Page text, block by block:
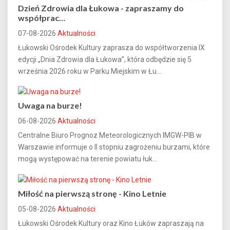
Dzień Zdrowia dla Łukowa - zapraszamy do
współprac…
07-08-2026 Aktualności
Łukowski Ośrodek Kultury zaprasza do współtworzenia IX
edycji „Dnia Zdrowia dla Łukowa”, która odbędzie się 5
września 2026 roku w Parku Miejskim w Łu...
Uwaga na burze!
06-08-2026 Aktualności
Centralne Biuro Prognoz Meteorologicznych IMGW-PIB w
Warszawie informuje o II stopniu zagrożeniu burzami, które
mogą występować na terenie powiatu łuk...
Miłość na pierwszą stronę - Kino Letnie
05-08-2026 Aktualności
Łukowski Ośrodek Kultury oraz Kino Łuków zapraszają na